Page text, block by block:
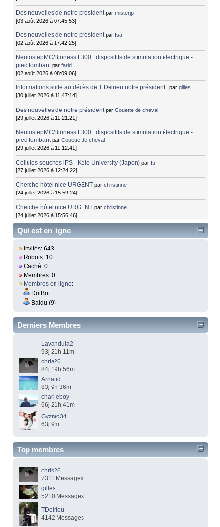
Des nouvelles de notre président parmisterjp
[03 août 2026 à 07:45:53]
Des nouvelles de notre président par Isa
[02 août 2026 à 17:42:25]
NeurostepMC/Bioness L300 : dispositifs de stimulation électrique -
pied tombant parfarid
[02 août 2026 à 08:09:06]
Informations suite au décès de T Delrieu notre président . pargilles
[30 juillet 2026 à 11:47:14]
Des nouvelles de notre président parCouette de cheval
[29 juillet 2026 à 11:21:21]
NeurostepMC/Bioness L300 : dispositifs de stimulation électrique -
pied tombant parCouette de cheval
[29 juillet 2026 à 11:12:41]
Cellules souches iPS - Keio University (Japon) parfti
[27 juillet 2026 à 12:24:22]
Cherche hôtel nice URGENT parchristinne
[24 juillet 2026 à 15:59:24]
Cherche hôtel nice URGENT parchristinne
[24 juillet 2026 à 15:56:46]
Qui est en ligne
Invités: 643
Robots: 10
Caché: 0
Membres: 0
Membres en ligne:
DotBot
Baidu (9)
Derniers Membres
Lavandula2
93j 21h 11m
chris26
84j 19h 56m
Arnaud
83j 9h 36m
charlieboy
66j 21h 41m
Gyzmo34
63j 9m
Top membres
chris26
7311 Messages
gilles
5210 Messages
TDelrieu
4142 Messages